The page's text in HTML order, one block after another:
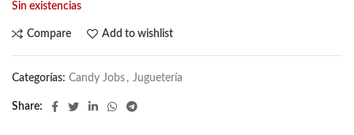
Sin existencias
Compare Add to wishlist
Categorías: Candy Jobs , Juguetería
Share